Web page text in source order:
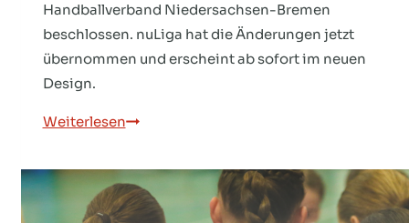
Handballverband Niedersachsen-Bremen
beschlossen. nuLiga hat die Änderungen jetzt
übernommen und erscheint ab sofort im neuen
Design.
WeiterlesenAus
wird
HVNB:
nuLiga